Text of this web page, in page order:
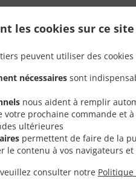
les cookies sur ce
peuvent utiliser des
nécessaires sont
nous aident à remplir
votre prochaine commande et
ultérieures
permettent de faire de la
le contenu à vos navigateurs
consulter notre Politique